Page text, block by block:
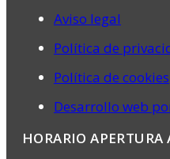
Aviso legal
Política de
Política de cookies
Desarrollo web
HORARIO APERTURA